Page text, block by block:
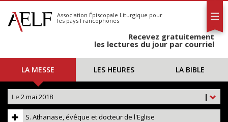
S'abonner
Calendrier
Association Épiscopale Liturgique pour
les pays Francophones
Recevez gratuitement
les lectures du jour par courriel
LA MESSE LES HEURES LA BIBLE
|
Le 2 mai 2018
S. Athanase, évêque et docteur de l'Eglise